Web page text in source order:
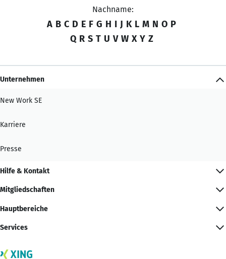
Nachname:
A B C D E F G H I J K L M N O P
Q R S T U V W X Y Z
Unternehmen
New Work SE
Karriere
Presse
Hilfe & Kontakt
Mitgliedschaften
Hauptbereiche
Services